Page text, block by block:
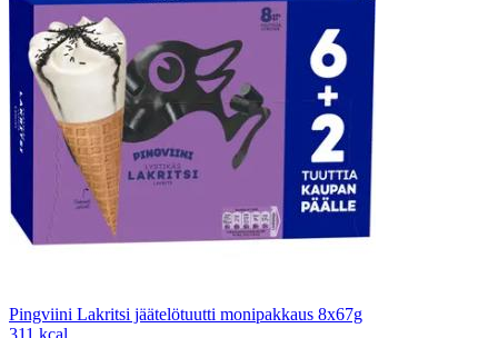
Pingviini Lakritsi jäätelötuutti monipakkaus 8x67g